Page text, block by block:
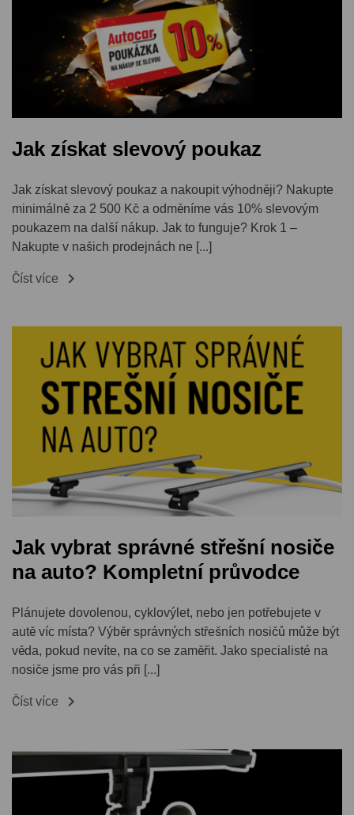
Jak získat slevový poukaz
Jak získat slevový poukaz a nakoupit výhodněji? Nakupte
minimálně za 2 500 Kč a odměníme vás 10% slevovým
poukazem na další nákup. Jak to funguje? Krok 1 –
Nakupte v našich prodejnách ne [...]
Číst více 
Jak vybrat správné střešní nosiče
na auto? Kompletní průvodce
Plánujete dovolenou, cyklovýlet, nebo jen potřebujete v
autě víc místa? Výběr správných střešních nosičů může být
věda, pokud nevíte, na co se zaměřit. Jako specialisté na
nosiče jsme pro vás při [...]
Číst více 